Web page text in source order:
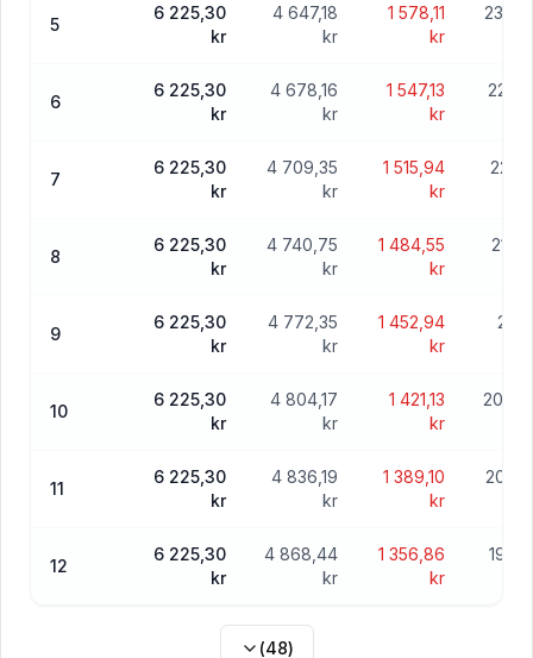
5
6 225,30
kr
4 647,18
kr
1 578,11
kr
232
6
6 225,30
kr
4 678,16
kr
1 547,13
kr
227
7
6 225,30
kr
4 709,35
kr
1 515,94
kr
222
8
6 225,30
kr
4 740,75
kr
1 484,55
kr
217
9
6 225,30
kr
4 772,35
kr
1 452,94
kr
213
10
6 225,30
kr
4 804,17
kr
1 421,13
kr
208
11
6 225,30
kr
4 836,19
kr
1 389,10
kr
203
12
6 225,30
kr
4 868,44
kr
1 356,86
kr
198
(48)